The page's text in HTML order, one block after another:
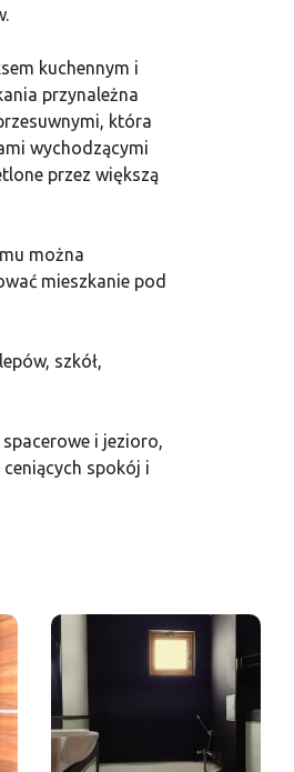
kuchennym i
przynależna
która
wychodzącymi
przez większą
można
mieszkanie pod
szkół,
i jezioro,
spokój i